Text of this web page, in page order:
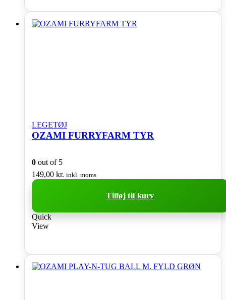
LEGETØJ
OZAMI FURRYFARM TYR
0 out of 5
149,00 kr. inkl. moms
Tilføj til kurv
Quick
View